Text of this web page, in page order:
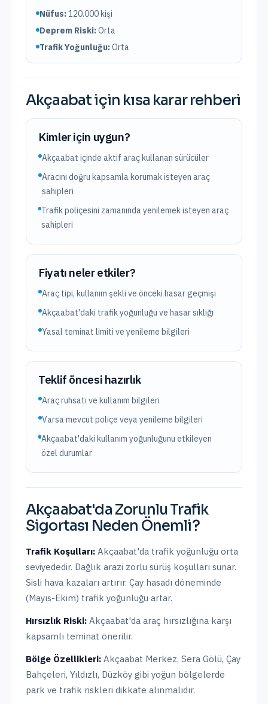
Nüfus:120.000kişi
Deprem Riski:Orta
Trafik Yoğunluğu:Orta
Akçaabatiçin kısa karar rehberi
Kimler için uygun?
Akçaabat içinde aktif araç kullanan sürücüler
Aracını doğru kapsamla korumak isteyen araç
sahipleri
Trafik poliçesini zamanında yenilemek isteyen araç
sahipleri
Fiyatı neler etkiler?
Araç tipi, kullanım şekli ve önceki hasar geçmişi
Akçaabat'daki trafik yoğunluğu ve hasar sıklığı
Yasal teminat limiti ve yenileme bilgileri
Teklif öncesi hazırlık
Araç ruhsatı ve kullanım bilgileri
Varsa mevcut poliçe veya yenileme bilgileri
Akçaabat'daki kullanım yoğunluğunu etkileyen
özel durumlar
Akçaabat'da Zorunlu Trafik
Sigortası Neden Önemli?
Trafik Koşulları: Akçaabat'da trafik yoğunluğu orta
seviyededir. Dağlık arazi zorlu sürüş koşulları sunar.
Sisli hava kazaları artırır. Çay hasadı döneminde
(Mayıs-Ekim) trafik yoğunluğu artar.
Hırsızlık Riski: Akçaabat'da araç hırsızlığına karşı
kapsamlı teminat önerilir.
Bölge Özellikleri: Akçaabat Merkez, Sera Gölü, Çay
Bahçeleri, Yıldızlı, Düzköy gibi yoğun bölgelerde
park ve trafik riskleri dikkate alınmalıdır.